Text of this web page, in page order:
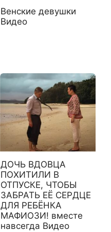
Венские девушки
Видео
ДОЧЬ ВДОВЦА
ПОХИТИЛИ В
ОТПУСКЕ, ЧТОБЫ
ЗАБРАТЬ ЕЁ СЕРДЦЕ
ДЛЯ РЕБЁНКА
МАФИОЗИ! вместе
навсегда Видео